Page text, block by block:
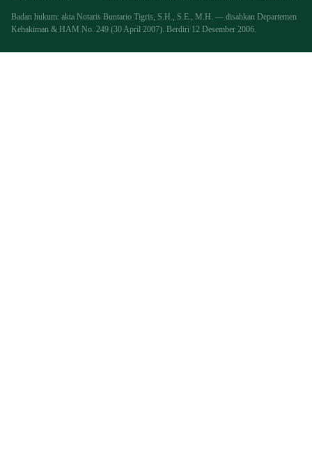
Badan hukum: akta Notaris Buntario Tigris, S.H., S.E., M.H. — disahkan Departemen
Kehakiman & HAM No. 249 (30 April 2007). Berdiri 12 Desember 2006.